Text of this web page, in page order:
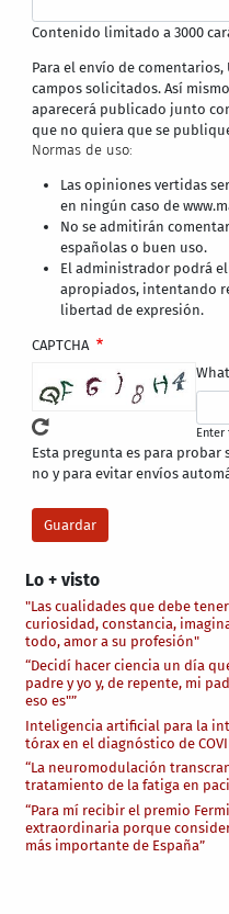
Lo + visto
"Las cualidades que debe
curiosidad, constancia,
todo, amor a su profesión"
“Decidí hacer ciencia un día
padre y yo y, de repente, mi
eso es"”
Inteligencia artificial para la
tórax en el diagnóstico de
“La neuromodulación
tratamiento de la fatiga en
“Para mí recibir el premio
extraordinaria porque
más importante de España”
Contenido limitado a 3000
Para el envío de
campos solicitados. Así
aparecerá publicado junto
que no quiera que se
Normas de uso:
Las opiniones vertidas
en ningún caso de
No se admitirán
españolas o buen uso.
El administrador podrá
apropiados, intentando
libertad de expresión.
CAPTCHA
Enter
Esta pregunta es para
no y para evitar envíos